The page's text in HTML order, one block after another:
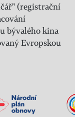
(registrační
bývalého kina
Evropskou